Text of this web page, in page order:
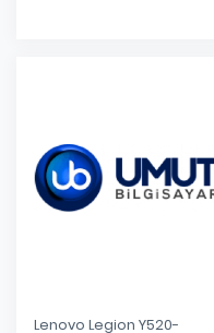
Lenovo Legion Y520-